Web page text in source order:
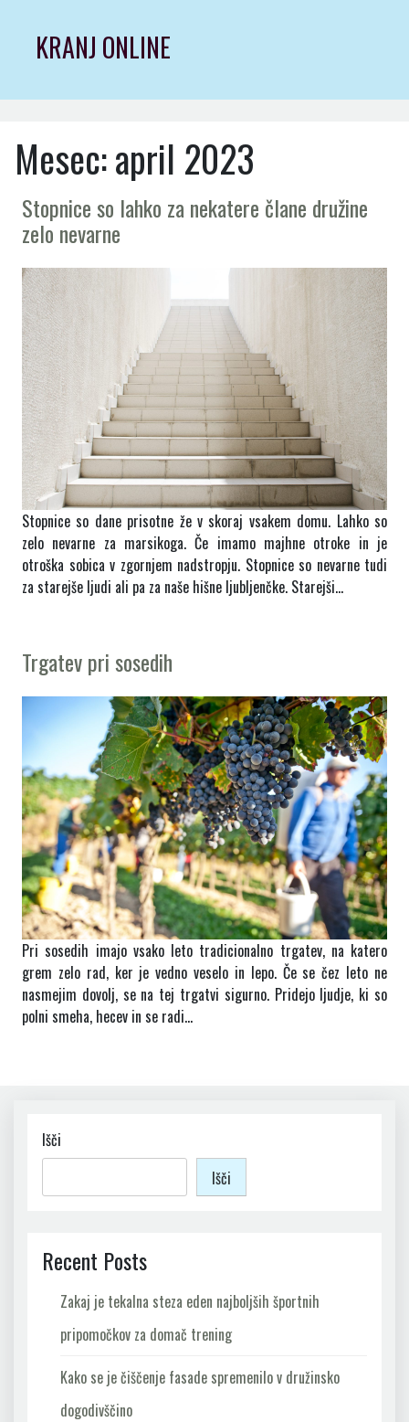
contentKRANJ ONLINE
Mesec:april 2023
Stopnice so lahko za nekatere člane družine
zelo nevarne
Stopnice so dane prisotne že v skoraj vsakem domu. Lahko so
zelo nevarne za marsikoga. Če imamo majhne otroke in je
otroška sobica v zgornjem nadstropju. Stopnice so nevarne tudi
za starejše ljudi ali pa za naše hišne ljubljenčke. Starejši…
Trgatev pri sosedih
Pri sosedih imajo vsako leto tradicionalno trgatev, na katero
grem zelo rad, ker je vedno veselo in lepo. Če se čez leto ne
nasmejim dovolj, se na tej trgatvi sigurno. Pridejo ljudje, ki so
polni smeha, hecev in se radi…
Išči
Išči
Recent Posts
Zakaj je tekalna steza eden najboljših športnih
pripomočkov za domač trening
Kako se je čiščenje fasade spremenilo v družinsko
dogodivščino